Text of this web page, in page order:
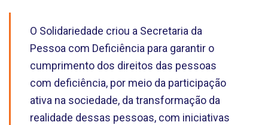
O Solidariedade criou a Secretaria da
Pessoa com Deficiência para garantir o
cumprimento dos direitos das pessoas
com deficiência, por meio da participação
ativa na sociedade, da transformação da
realidade dessas pessoas, com iniciativas